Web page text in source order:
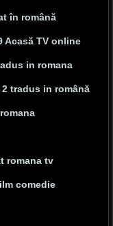
în română
Acasă TV online
in romana
tradus in română
romana tv
comedie